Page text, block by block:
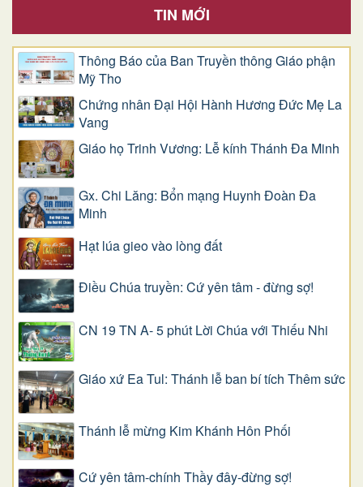
TIN MỚI
Thông Báo của Ban Truyền thông Giáo phận
Mỹ Tho
Chứng nhân Đại Hội Hành Hương Đức Mẹ La
Vang
Giáo họ Trinh Vương: Lễ kính Thánh Đa Minh
Gx. Chi Lăng: Bổn mạng Huynh Đoàn Đa
Minh
Hạt lúa gieo vào lòng đất
Điều Chúa truyền: Cứ yên tâm - đừng sợ!
CN 19 TN A- 5 phút Lời Chúa với Thiếu Nhi
Giáo xứ Ea Tul: Thánh lễ ban bí tích Thêm sức
Thánh lễ mừng Kim Khánh Hôn Phối
Cứ yên tâm-chính Thầy đây-đừng sợ!